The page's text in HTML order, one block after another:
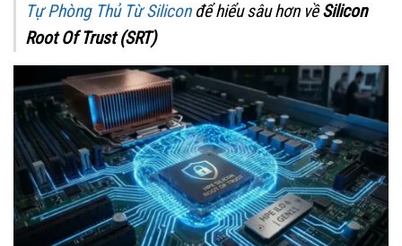
Tự Phòng Thủ Từ Siliconđể hiểu sâu hơn vềSilicon
Root Of Trust (SRT)